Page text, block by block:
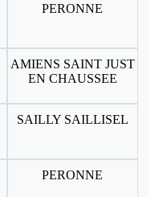
PERONNE
AMIENS SAINT JUST
EN CHAUSSEE
SAILLY SAILLISEL
PERONNE